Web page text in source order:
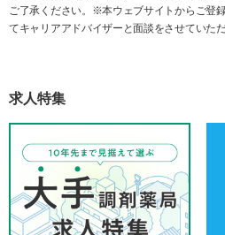
ご了承ください。※本ウェブサイトからご登
てキャリアアドバイザーと面談をさせていた
求人特集